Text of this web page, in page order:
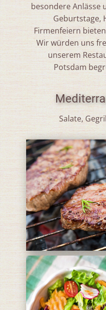
besondere Anlässe
Geburtstage,
Firmenfeiern
Wir würden uns
unserem
Potsdam
Salate,